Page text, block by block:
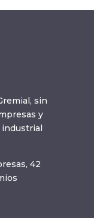
sin
y
industrial
42